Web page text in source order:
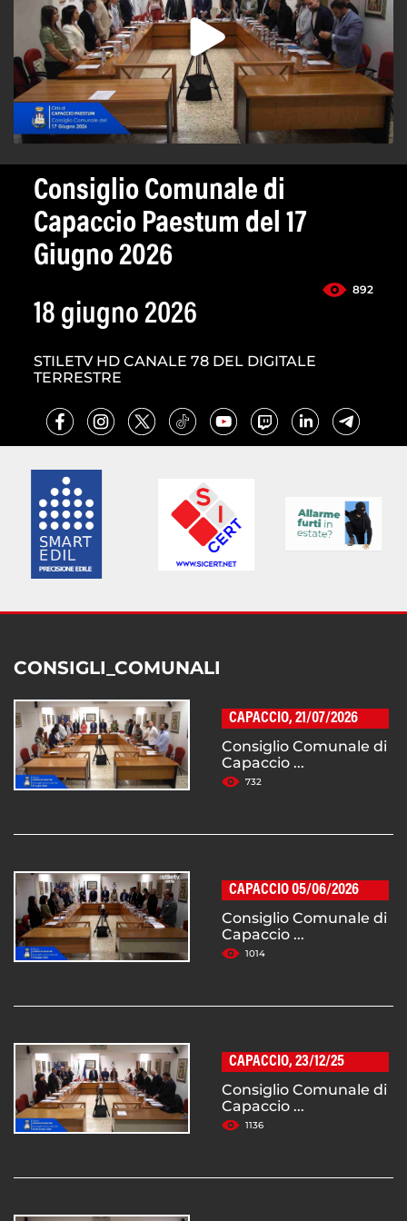
Consiglio Comunale di
Capaccio Paestum del 17
Giugno 2026
892
18 giugno 2026
STILETV HD CANALE 78 DEL DIGITALE
TERRESTRE
CONSIGLI_COMUNALI
CAPACCIO, 21/07/2026
Consiglio Comunale di
Capaccio ...
732
CAPACCIO 05/06/2026
Consiglio Comunale di
Capaccio ...
1014
CAPACCIO, 23/12/25
Consiglio Comunale di
Capaccio ...
1136